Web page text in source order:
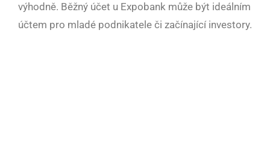
výhodně. Běžný účet u Expobank může být ideálním
účtem pro mladé podnikatele či začínající investory.